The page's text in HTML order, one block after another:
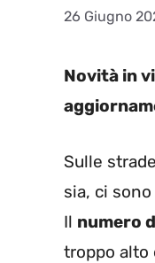
26 Giugno
Novità in
Sulle
sia, ci
Il numero
troppo alto